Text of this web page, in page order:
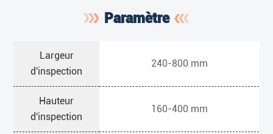
Paramètre
Largeur
d'inspection
240-800 mm
Hauteur
d'inspection
160-400 mm